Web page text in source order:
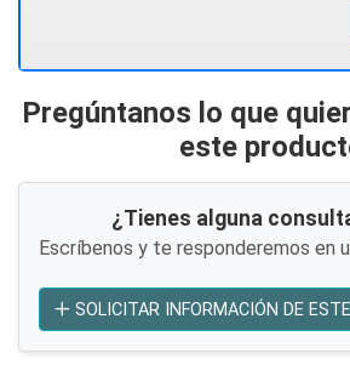
Pregúntanos lo que
este
¿Tienes alguna
Escríbenos y te responderemos en
SOLICITAR INFORMACIÓN DE